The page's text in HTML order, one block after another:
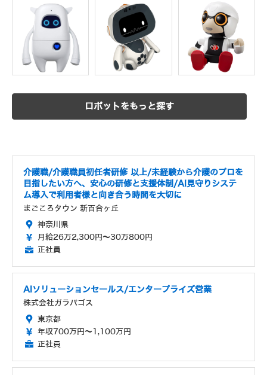
ロボットをもっと探す
介護職/介護職員初任者研修 以上/未経験から介護のプロを
目指したい方へ、安心の研修と支援体制/AI見守りシステ
ム導入で利用者様と向き合う時間を大切に
まごころタウン 新百合ヶ丘
神奈川県
月給26万2,300円～30万800円
正社員
AIソリューションセールス/エンタープライズ営業
株式会社ガラパゴス
東京都
年収700万円～1,100万円
正社員